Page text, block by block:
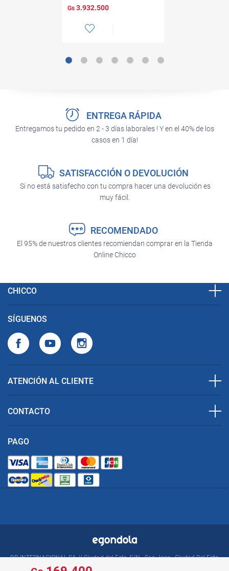
Gs 3.932.500
ENTREGA RÁPIDA
Entregamos tu pedido en 2 - 3 días laborales ! Y en el 40% de los
casos en 1 día!
SATISFACCIÓN O DEVOLUCIÓN
Si no está satisfecho con tu compra hacer una devolución es
muy fácil.
RECOMENDADO
El 95% de nuestros clientes recomiendan comprar en la Tienda
Online Chicco
CHICCO
SÍGUENOS
ATENCIÓN AL CLIENTE
CONTACTO
PAGO
DP INTERNACIONAL SA // Ciudad del Este, S/N - San Jose - Ciudad Del Este,